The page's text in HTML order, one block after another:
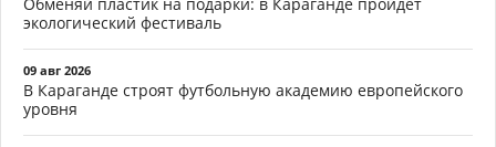
Обменяй пластик на подарки: в Караганде пройдёт
экологический фестиваль
09 авг 2026
В Караганде строят футбольную академию европейского
уровня